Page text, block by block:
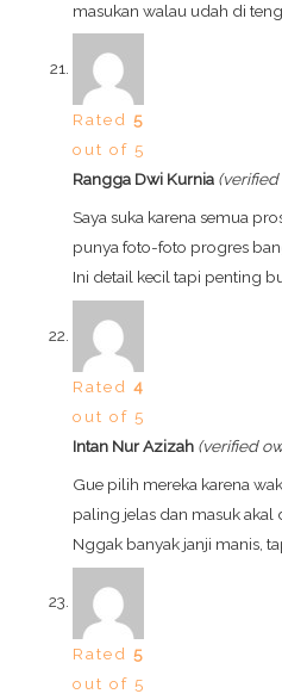
masukan walau udah di
Rated5
out of 5
Rangga Dwi Kurnia
Saya suka karena semua
punya foto-foto progres
Ini detail kecil tapi penting
Rated4
out of 5
Intan Nur Azizah (verified
Gue pilih mereka karena
paling jelas dan masuk akal
Nggak banyak janji manis,
Rated5
out of 5